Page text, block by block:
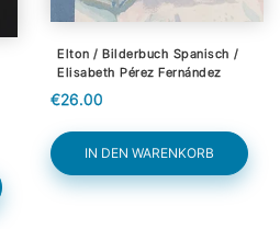
Elton / Bilderbuch Spanisch /
Elisabeth Pérez Fernández
€26.00
IN DEN WARENKORB